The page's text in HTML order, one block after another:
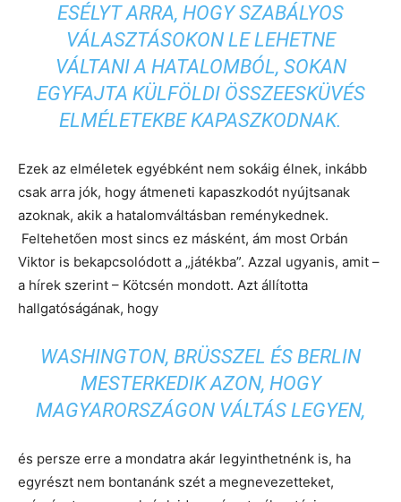
ESÉLYT ARRA, HOGY SZABÁLYOS
VÁLASZTÁSOKON LE LEHETNE
VÁLTANI A HATALOMBÓL, SOKAN
EGYFAJTA KÜLFÖLDI ÖSSZEESKÜVÉS
ELMÉLETEKBE KAPASZKODNAK.
Ezek az elméletek egyébként nem sokáig élnek, inkább
csak arra jók, hogy átmeneti kapaszkodót nyújtsanak
azoknak, akik a hatalomváltásban reménykednek.
Feltehetően most sincs ez másként, ám most Orbán
Viktor is bekapcsolódott a „játékba”. Azzal ugyanis, amit –
a hírek szerint – Kötcsén mondott. Azt állította
hallgatóságának, hogy
WASHINGTON, BRÜSSZEL ÉS BERLIN
MESTERKEDIK AZON, HOGY
MAGYARORSZÁGON VÁLTÁS LEGYEN,
és persze erre a mondatra akár legyinthetnénk is, ha
egyrészt nem bontanánk szét a megnevezetteket,